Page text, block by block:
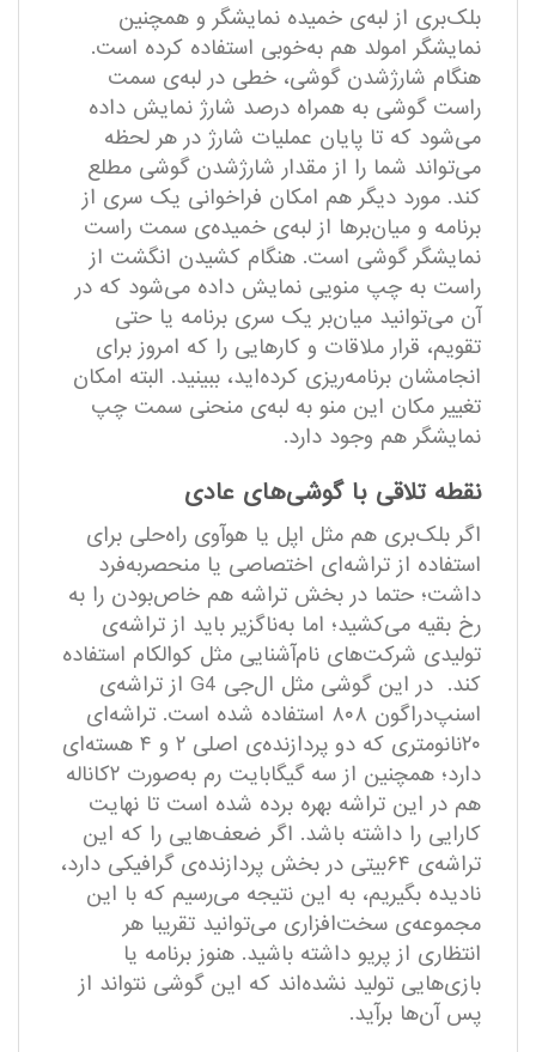
بلک‌بری از لبه‌ی خمیده نمایشگر و همچنین
نمایشگر امولد هم به‌خوبی استفاده کرده است.
هنگام شارژشدن گوشی، خطی در لبه‌ی سمت
راست گوشی به همراه درصد شارژ نمایش داده
می‌شود که تا پایان عملیات شارژ در هر لحظه
می‌تواند شما را از مقدار شارژشدن گوشی مطلع
کند. مورد دیگر هم امکان فراخوانی یک سری از
برنامه و میان‌بر‌ها از لبه‌ی خمیده‌ی سمت راست
نمایشگر گوشی است. هنگام کشیدن انگشت از
راست به چپ منویی نمایش داده می‌شود که در
آن می‌توانید میان‌بر یک سری برنامه یا حتی
تقویم، قرار ملاقات و کارهایی را که امروز برای
انجامشان برنامه‌ریزی کرده‌اید، ببینید. البته امکان
تغییر مکان این منو به‌ لبه‌ی منحنی سمت چپ
نمایشگر هم وجود دارد.
نقطه تلاقی با گوشی‌های عادی
اگر بلک‌بری هم مثل اپل یا هوآوی راه‌حلی برای
استفاده از تراشه‌ا‌ی اختصاصی یا منحصربه‌فرد
داشت؛ حتما در بخش تراشه هم خاص‌بودن را به
رخ بقیه می‌کشید؛ اما به‌ناگزیر باید از تراشه‌ی
تولیدی شرکت‌های نام‌آشنایی مثل کوالکام استفاده
کند. در این گوشی مثل ال‌جی G4 از تراشه‌ی
اسنپ‌دراگون ۸۰۸ استفاده ‌شده است. تراشه‌ای
۲۰نانومتری که دو پردازنده‌ی اصلی ۲ و ۴ هسته‌ای
دارد؛ همچنین از سه گیگابایت رم به‌صورت ۲کاناله
هم در این تراشه بهره برده شده است تا نهایت
کارایی را داشته باشد. اگر ضعف‌هایی را که این
تراشه‌ی ۶۴بیتی در بخش پردازنده‌ی گرافیکی دارد،
نادیده بگیریم، به این نتیجه می‌رسیم که با این
مجموعه‌ی سخت‌افزاری می‌توانید تقریبا هر
انتظاری از پریو داشته باشید. هنوز برنامه یا
بازی‌هایی تولید نشده‌اند که این گوشی نتواند از
پس آن‌ها برآید.